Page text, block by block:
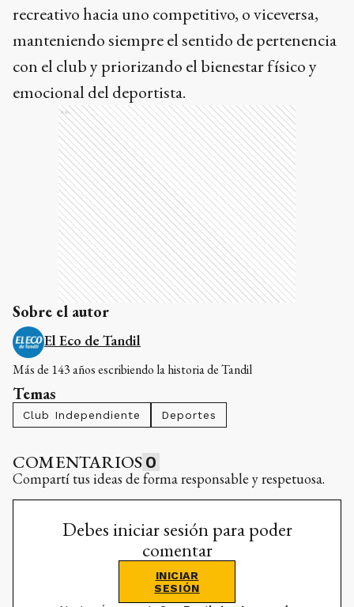
recreativo hacia uno competitivo, o viceversa,
manteniendo siempre el sentido de pertenencia
con el club y priorizando el bienestar físico y
emocional del deportista.
Ads
Sobre el autor
El Eco de Tandil
Más de 143 años escribiendo la historia de Tandil
Temas
Club Independiente Deportes
COMENTARIOS 0
Compartí tus ideas de forma responsable y respetuosa.
Debes iniciar sesión para poder
comentar
INICIAR
SESIÓN